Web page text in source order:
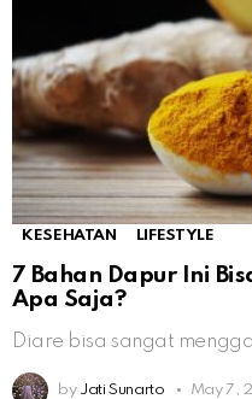
KESEHATAN LIFESTYLE
7 Bahan Dapur Ini
Apa Saja?
Diare bisa sangat
by Jati Sunarto May 7,